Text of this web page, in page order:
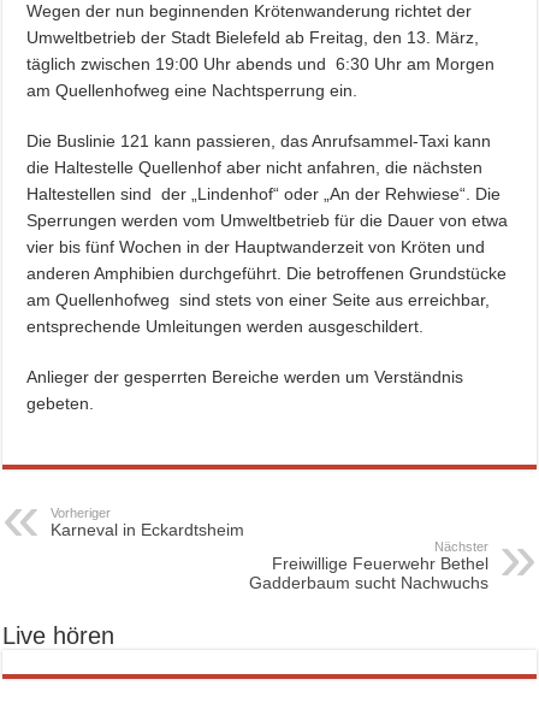
Wegen der nun beginnenden Krötenwanderung richtet der
Umweltbetrieb der Stadt Bielefeld ab Freitag, den 13. März,
täglich zwischen 19:00 Uhr abends und 6:30 Uhr am Mor­­­gen
am Quellenhofweg eine Nachtsperrung ein.
Die Buslinie 121 kann passieren, das Anrufsammel-Taxi kann
die Haltestelle Quellenhof aber nicht anfahren, die nächsten
Haltestellen sind der „Lindenhof“ oder „An der Rehwiese“. Die
Sperrungen werden vom Umweltbetrieb für die Dauer von etwa
vier bis fünf Wochen in der Hauptwanderzeit von Kröten und
anderen Amphibien durchgeführt. Die betroffenen Grundstücke
am Quellenhofweg sind stets von einer Seite aus erreichbar,
entsprechende Umleitungen werden ausgeschildert.
Anlieger der gesperrten Bereiche werden um Verständnis
gebeten.
Vorheriger
Karneval in Eckardtsheim
Nächster
Freiwillige Feuerwehr Bethel
Gadderbaum sucht Nachwuchs
Live hören